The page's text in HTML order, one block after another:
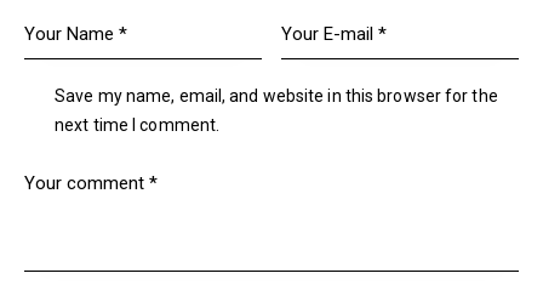
Save my name, email, and website in this browser for the
next time I comment.